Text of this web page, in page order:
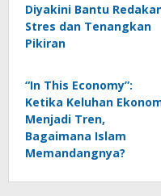
Diyakini Bantu
Stres dan Tenangkan
Pikiran
“In This Economy”:
Ketika Keluhan
Menjadi Tren,
Bagaimana Islam
Memandangnya?